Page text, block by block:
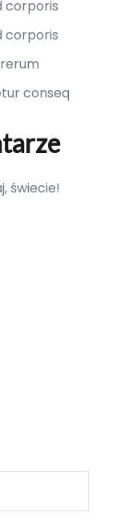
corporis
corporis
conseq
świecie!